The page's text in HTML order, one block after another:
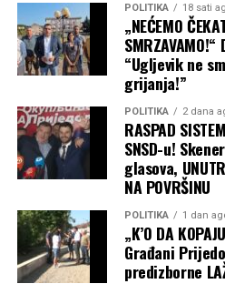
izuzeci veoma ograničeni.
Američka pravna tradicija dugo
izuzetke povezane sa djecom
praksa poznaje i istorijski
neprijateljskih snaga tokom
Upravo na postojeće izuzetke
pokušava da se osloni novim,
Jedna od uredbi odnosi se,
osobe koje administracija
“neprijateljskih stranaca”, kao i
kategorije, prenosi CNN.
POLITIKA 18 sati
„NEĆEMO
“Ugljevik ne
grijanja!”
POLITIKA 2 dana
RASPAD
SNSD-u!
glasova,
NA POVRŠINU
POLITIKA 1 dan
„K’O DA
Građani
predizborne